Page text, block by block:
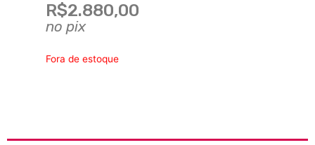
R$2.880,00
no pix
Fora de estoque